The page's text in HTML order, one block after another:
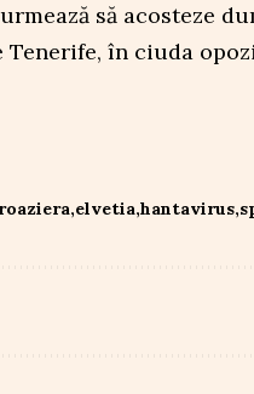
să acosteze
Tenerife, în ciuda
elvetia hantavirus